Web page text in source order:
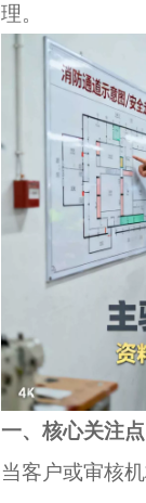
理。
一、核心关注
当客户或审核